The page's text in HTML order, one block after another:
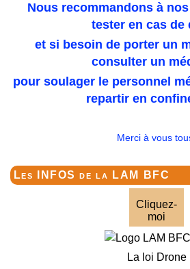
Nous recommandons à
tester en cas de
et si besoin de porter un
consulter un
pour soulager le personnel
repartir en
Merci à vous
Les INFOS de la LAM BFC
Cliquez-
moi
La loi Drone